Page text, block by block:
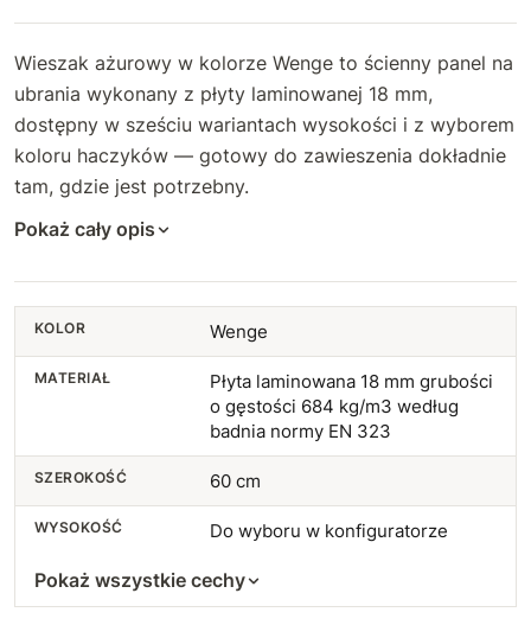
Wieszak ażurowy w kolorze Wenge to ścienny panel na
ubrania wykonany z płyty laminowanej 18 mm,
dostępny w sześciu wariantach wysokości i z wyborem
koloru haczyków — gotowy do zawieszenia dokładnie
tam, gdzie jest potrzebny.
Pokaż cały opis
KOLOR Wenge
MATERIAŁ
Płyta laminowana 18 mm grubości
o gęstości 684 kg/m3 według
badnia normy EN 323
SZEROKOŚĆ 60 cm
WYSOKOŚĆ Do wyboru w konfiguratorze
Pokaż wszystkie cechy